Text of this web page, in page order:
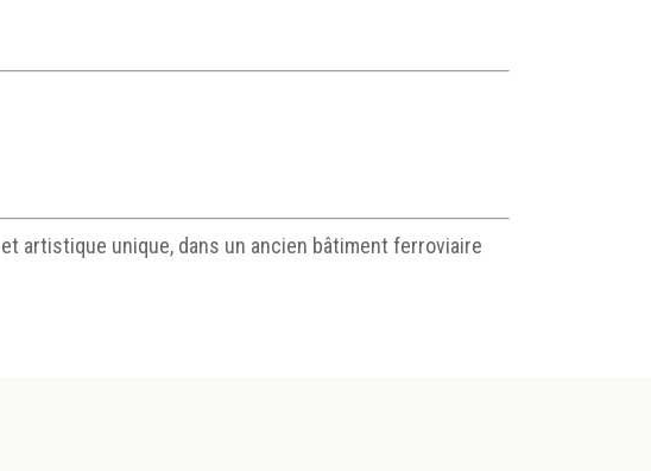
artistique unique, dans un ancien bâtiment ferroviaire